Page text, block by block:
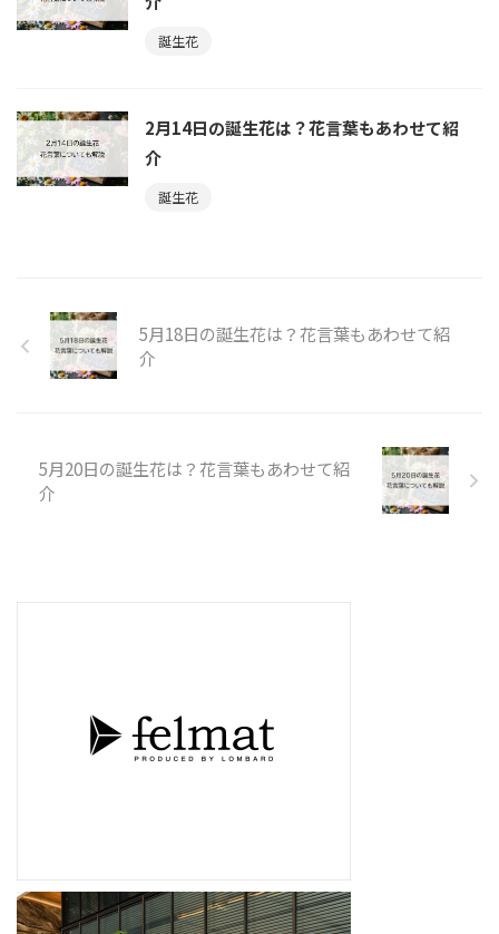
誕生花
2月14日の誕生花は？花言葉もあわせて紹
介
誕生花
5月18日の誕生花は？花言葉もあわせて紹
介
5月20日の誕生花は？花言葉もあわせて紹
介